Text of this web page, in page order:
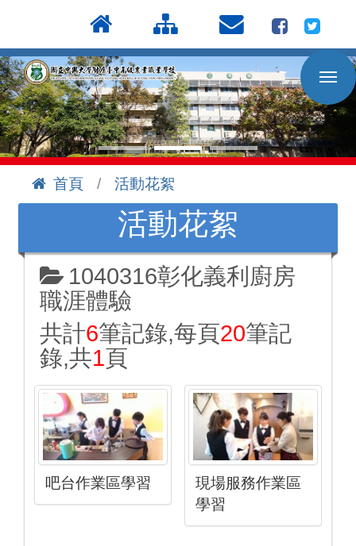
到
主
要
內
容
區
首頁
活動花絮
活動花絮
1040316彰化義利廚房
職涯體驗
共計6筆記錄,每頁20筆記
錄,共1頁
吧台作業區學習
現場服務作業區
學習